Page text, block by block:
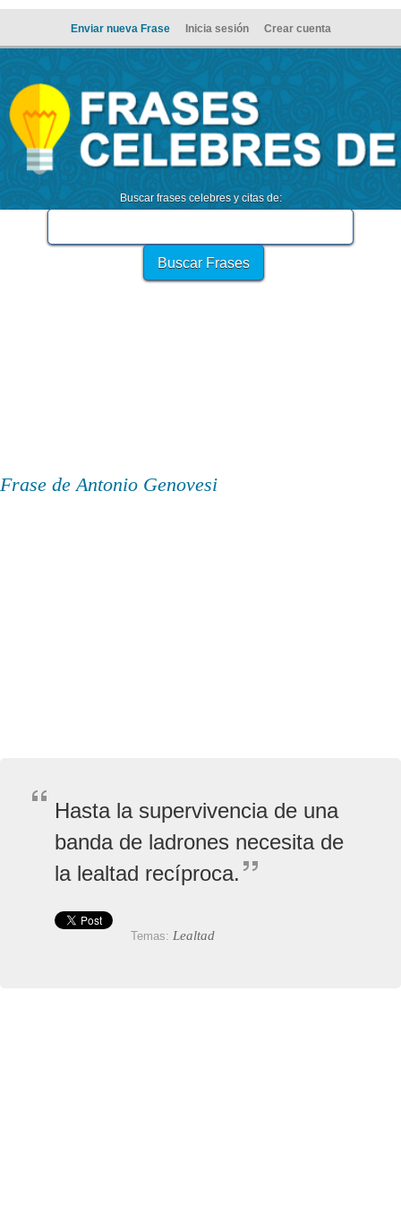
Enviar nueva Frase Inicia sesión Crear cuenta
Buscar frases celebres y citas de:
Frase de Antonio Genovesi
Hasta la supervivencia de una
banda de ladrones necesita de
la lealtad recíproca.
Temas: Lealtad